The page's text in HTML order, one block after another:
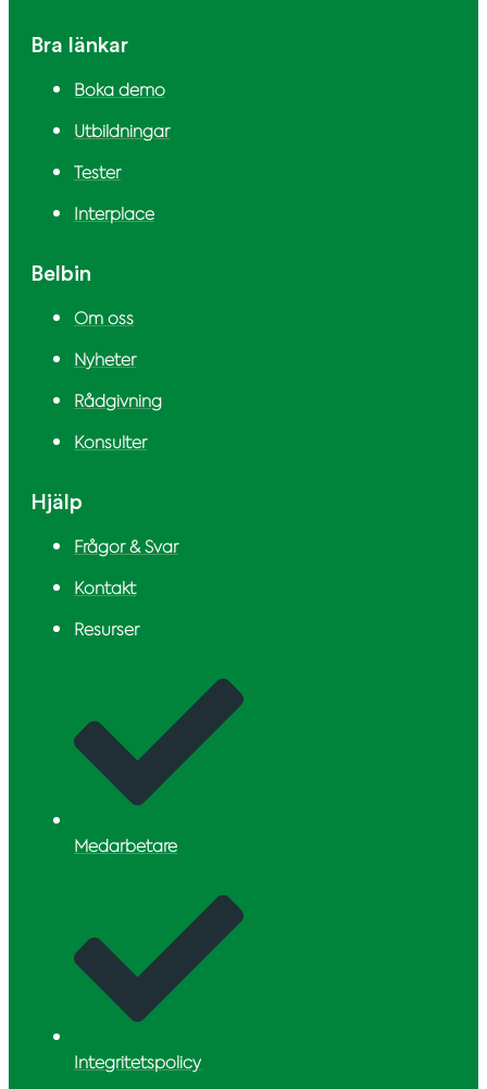
Bra länkar
Boka demo
Utbildningar
Tester
Interplace
Belbin
Om oss
Nyheter
Rådgivning
Konsulter
Hjälp
Frågor & Svar
Kontakt
Resurser
Medarbetare
Integritetspolicy